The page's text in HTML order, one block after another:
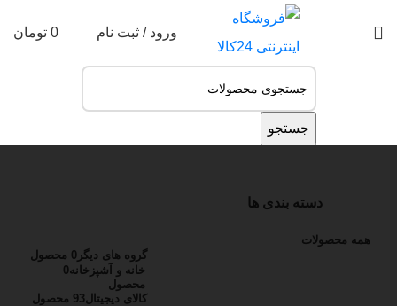
ورود / ثبت نام 0 تومان
جستجو
دسته بندی ها
همه محصولات
گروه های دیگر 0 محصول
خانه و آشپزخانه0
محصول
کالای دیجیتال93 محصول